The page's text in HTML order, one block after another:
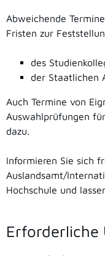
Abweichende
Fristen zur
des
der Staatlichen
Auch Termine von
Auswahlprüfungen
dazu.
Informieren Sie sich
Auslandsamt/
Hochschule und
Erforderliche